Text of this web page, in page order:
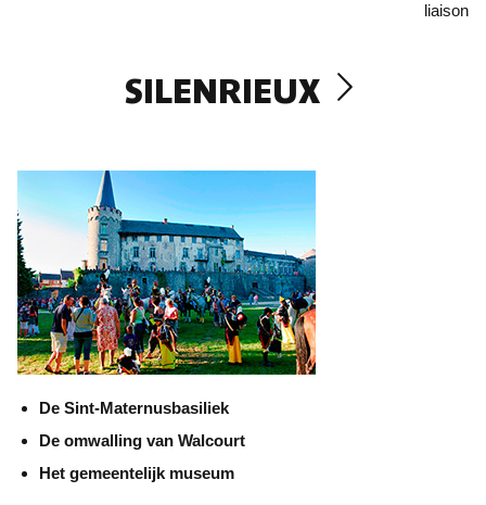
liaison
SILENRIEUX
De Sint-Maternusbasiliek
De omwalling van Walcourt
Het gemeentelijk museum